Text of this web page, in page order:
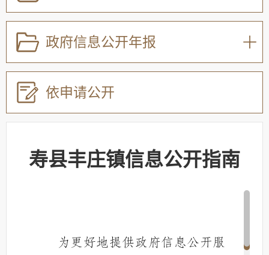
政府信息公开年报
依申请公开
寿县丰庄镇信息公开指南
为更好地提供政府信息公开服